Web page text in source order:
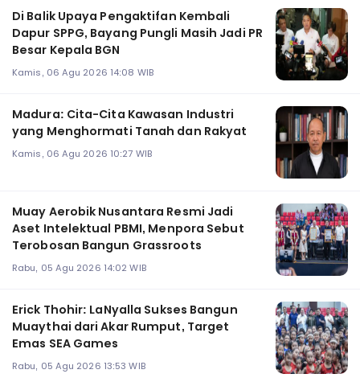
Di Balik Upaya Pengaktifan Kembali
Dapur SPPG, Bayang Pungli Masih Jadi PR
Besar Kepala BGN
Kamis, 06 Agu 2026 14:08 WIB
Madura: Cita-Cita Kawasan Industri
yang Menghormati Tanah dan Rakyat
Kamis, 06 Agu 2026 10:27 WIB
Muay Aerobik Nusantara Resmi Jadi
Aset Intelektual PBMI, Menpora Sebut
Terobosan Bangun Grassroots
Rabu, 05 Agu 2026 14:02 WIB
Erick Thohir: LaNyalla Sukses Bangun
Muaythai dari Akar Rumput, Target
Emas SEA Games
Rabu, 05 Agu 2026 13:53 WIB